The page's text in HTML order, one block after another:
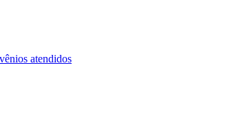
atendidos